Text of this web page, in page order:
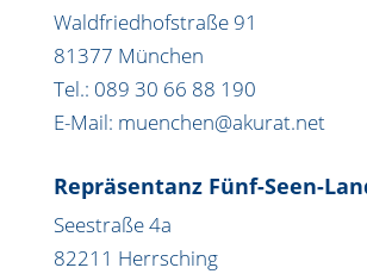
Waldfriedhofstraße 91
81377 München
Tel.: 089 30 66 88 190
E-Mail: muenchen@akurat.net
Repräsentanz Fünf-Seen-
Seestraße 4a
82211 Herrsching